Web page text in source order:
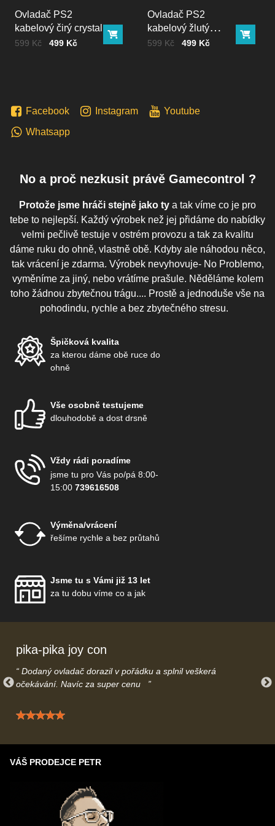
Ovladač PS2
kabelový čirý crystal
Cena bez DPH
499 Kč
Před slevou:
599 Kč Do košíku
Ovladač PS2
kabelový žlutý
crystal
Cena bez DPH
499 Kč
Před slevou:
599 Kč Do
Facebook Instagram
Youtube
Whatsapp
No a proč nezkusit právě Gamecontrol ?
Protože jsme hráči stejně jako ty a tak víme co je pro
tebe to nejlepší. Každý výrobek než jej přidáme do nabídky
velmi pečlivě testuje v ostrém provozu a tak za kvalitu
dáme ruku do ohně, vlastně obě. Kdyby ale náhodou něco,
tak vrácení je zdarma. Výrobek nevyhovuje- No Problemo,
vyměníme za jiný, nebo vrátíme prašule. Něděláme kolem
toho žádnou zbytečnou trágu.... Prostě a jednoduše vše na
pohodindu, rychle a bez zbytečného stresu.
Špičková kvalita
za kterou dáme obě ruce do
ohně
Vše osobně testujeme
dlouhodobě a dost drsně
Vždy rádi poradíme
jsme tu pro Vás po/pá 8:00-
15:00 739616508
Výměna/vrácení
řešíme rychle a bez průtahů
Jsme tu s Vámi již 13 let
za tu dobu víme co a jak
pika-pika joy con
Dodaný ovladač dorazil v pořádku a splnil veškerá
očekávání. Navíc za super cenu
Hodnocení: 5 / 5
VÁŠ PRODEJCE PETR